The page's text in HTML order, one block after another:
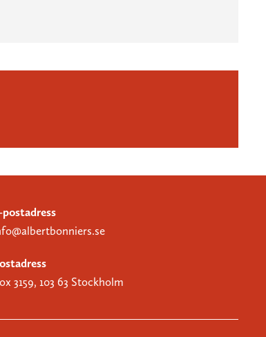
postadress
3159, 103 63 Stockholm